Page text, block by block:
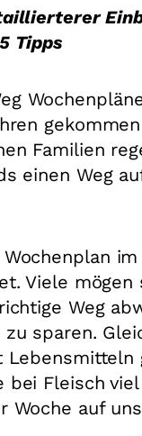
Tipps
Familien
einen Weg
Viele
Weg
sparen.
Lebensmitteln
bei Fleisch
Woche auf